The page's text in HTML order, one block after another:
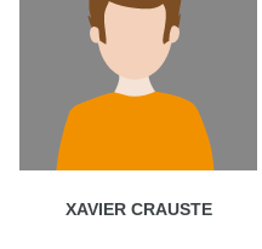
XAVIER CRAUSTE